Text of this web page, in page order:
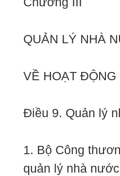
QUẢN LÝ NHÀ
VỀ HOẠT
Điều 9. Quản lý
1. Bộ Công
quản lý nhà